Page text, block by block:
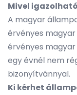
Mivel
A magyar
érvényes
érvényes
egy évnél nem
bizonyítvánnyal.
Ki kérhet